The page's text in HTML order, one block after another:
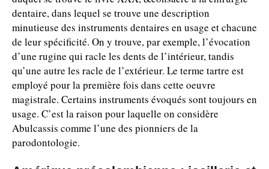
dentaire, dans lequel se trouve une description
minutieuse des instruments dentaires en usage et chacune
de leur spécificité. On y trouve, par exemple, l’évocation
d’une rugine qui racle les dents de l’intérieur, tandis
qu’une autre les racle de l’extérieur. Le terme tartre est
employé pour la première fois dans cette oeuvre
magistrale. Certains instruments évoqués sont toujours en
usage. C’est la raison pour laquelle on considère
Abulcassis comme l’une des pionniers de la
parodontologie.